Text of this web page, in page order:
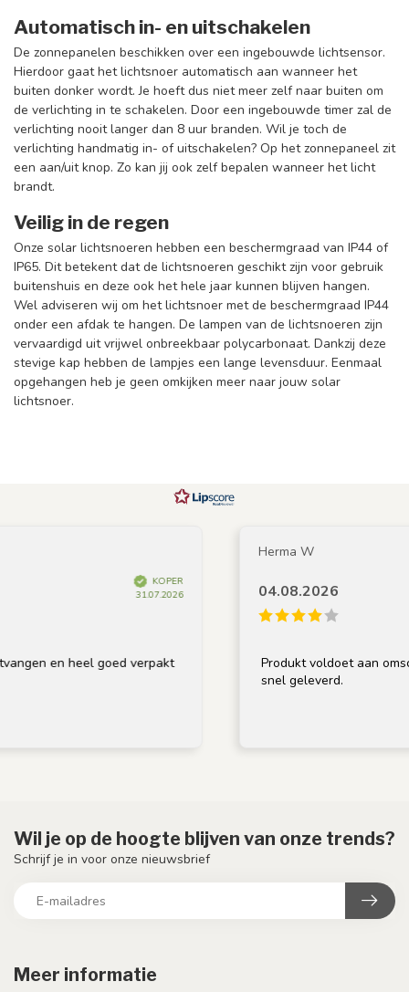
Automatisch in- en uitschakelen
De zonnepanelen beschikken over een ingebouwde lichtsensor.
Hierdoor gaat het lichtsnoer automatisch aan wanneer het
buiten donker wordt. Je hoeft dus niet meer zelf naar buiten om
de verlichting in te schakelen. Door een ingebouwde timer zal de
verlichting nooit langer dan 8 uur branden. Wil je toch de
verlichting handmatig in- of uitschakelen? Op het zonnepaneel zit
een aan/uit knop. Zo kan jij ook zelf bepalen wanneer het licht
brandt.
Veilig in de regen
Onze solar lichtsnoeren hebben een beschermgraad van IP44 of
IP65. Dit betekent dat de lichtsnoeren geschikt zijn voor gebruik
buitenshuis en deze ook het hele jaar kunnen blijven hangen.
Wel adviseren wij om het lichtsnoer met de beschermgraad IP44
onder een afdak te hangen. De lampen van de lichtsnoeren zijn
vervaardigd uit vrijwel onbreekbaar polycarbonaat. Dankzij deze
stevige kap hebben de lampjes een lange levensduur. Eenmaal
opgehangen heb je geen omkijken meer naar jouw solar
lichtsnoer.
heel goed verpakt
Herma W
04.08.2026
Produkt voldoet aan
snel geleverd.
Meer informatie
Wil je op de hoogte blijven van onze trends?
Schrijf je in voor onze nieuwsbrief